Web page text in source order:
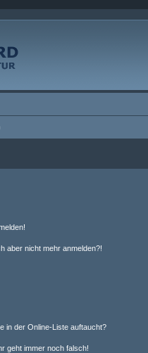
aber nicht mehr anmelden?!
in der Online-Liste auftaucht?
geht immer noch falsch!